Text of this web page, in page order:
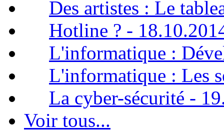
Des artistes : Le
Hotline ? -
L'informatique :
L'informatique : Les
La cyber-sécurité -
Voir tous...